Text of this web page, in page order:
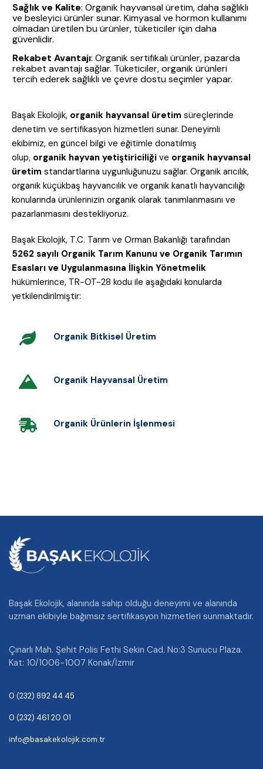
Sağlık ve Kalite: Organik hayvansal üretim, daha sağlıklı
ve besleyici ürünler sunar. Kimyasal ve hormon kullanımı
olmadan üretilen bu ürünler, tüketiciler için daha
güvenlidir.
Rekabet Avantajı: Organik sertifikalı ürünler, pazarda
rekabet avantajı sağlar. Tüketiciler, organik ürünleri
tercih ederek sağlıklı ve çevre dostu seçimler yapar.
Başak Ekolojik, organik hayvansal üretim süreçlerinde
denetim ve sertifikasyon hizmetleri sunar. Deneyimli
ekibimiz, en güncel bilgi ve eğitimle donatılmış
olup, organik hayvan yetiştiriciliği ve organik hayvansal
üretim standartlarına uygunluğunuzu sağlar. Organik arıcılık,
organik küçükbaş hayvancılık ve organik kanatlı hayvancılığı
konularında ürünlerinizin organik olarak tanımlanmasını ve
pazarlanmasını destekliyoruz.
Başak Ekolojik, T.C. Tarım ve Orman Bakanlığı tarafından
5262 sayılı Organik Tarım Kanunu ve Organik Tarımın
Esasları ve Uygulanmasına İlişkin Yönetmelik
hükümlerince, TR-OT-28 kodu ile aşağıdaki konularda
yetkilendirilmiştir:
Organik Bitkisel Üretim
Organik Hayvansal Üretim
Organik Ürünlerin İşlenmesi
Başak Ekolojik, alanında sahip olduğu deneyimi ve alanında
uzman ekibiyle bağımsız sertifikasyon hizmetleri sunmaktadır.
Çınarlı Mah. Şehit Polis Fethi Sekin Cad. No:3 Sunucu Plaza.
Kat: 10/1006-1007 Konak/İzmir
0 (232) 892 44 45
0 (232) 461 20 01
info@basakekolojik.com.tr